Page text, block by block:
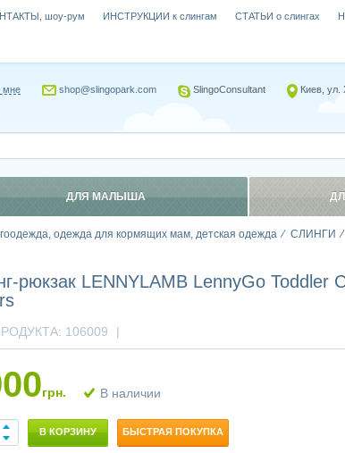
одежда для кормящих мам, детская одежда СЛИНГИ
рюкзак LENNYLAMB LennyGo Toddler
106009 |
грн. В наличии
В КОРЗИНУ БЫСТРАЯ ПОКУПКА
шоу-рум ИНСТРУКЦИИ к слингам СТАТЬИ о слингах
мне shop@slingopark.com SlingoConsultant Киев, ул.
ДЛЯ МАЛЫША